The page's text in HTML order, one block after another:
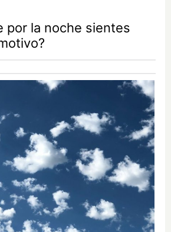
por la noche sientes